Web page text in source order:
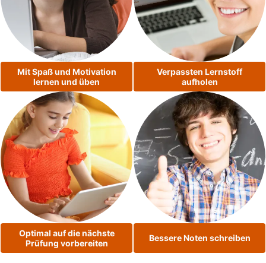
Mit Spaß und Motivation
lernen und üben
Verpassten Lernstoff
aufholen
Optimal auf die nächste
Prüfung vorbereiten
Bessere Noten schreiben